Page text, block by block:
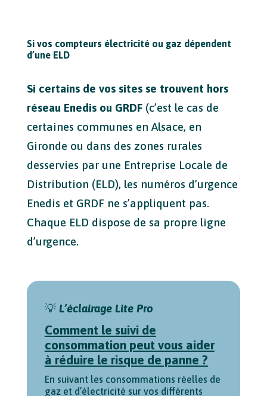
Si vos compteurs électricité ou gaz dépendent
d’une ELD
Si certains de vos sites se trouvent hors
réseau Enedis ou GRDF(c’est le cas de
certaines communes en Alsace, en
Gironde ou dans des zones rurales
desservies par une Entreprise Locale de
Distribution (ELD), les numéros d’urgence
Enedis et GRDF ne s’appliquent pas.
Chaque ELD dispose de sa propre ligne
d’urgence.
💡 L’éclairage Lite Pro
Comment le suivi de
consommation peut vous aider
à réduire le risque de panne ?
En suivant les consommations réelles de
gaz et d’électricité sur vos différents